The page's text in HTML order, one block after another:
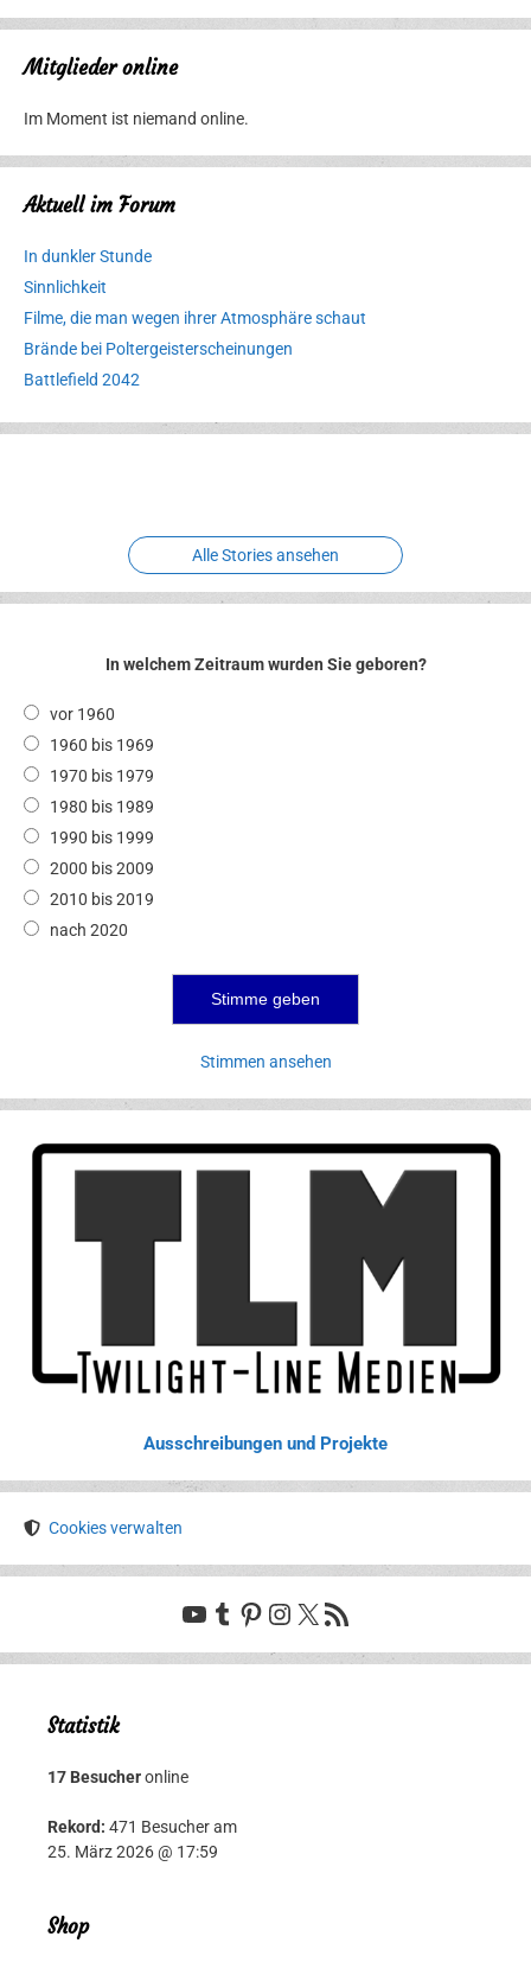
Mitglieder online
Im Moment ist niemand online.
Aktuell im Forum
In dunkler Stunde
Sinnlichkeit
Filme, die man wegen ihrer Atmosphäre schaut
Brände bei Poltergeisterscheinungen
Battlefield 2042
Erlebnispark
Verbotene
Alle Stories ansehen
In welchem Zeitraum wurden Sie geboren?
vor 1960
1960 bis 1969
1970 bis 1979
1980 bis 1989
1990 bis 1999
2000 bis 2009
2010 bis 2019
nach 2020
Stimmen ansehen
Ausschreibungen und Projekte
Cookies verwalten
YouTube
Tumblr
Pinterest
Instagram
X RSS-Feed
Statistik
17 Besucheronline
Rekord: 471 Besucher am
25. März 2026 @ 17:59
Shop